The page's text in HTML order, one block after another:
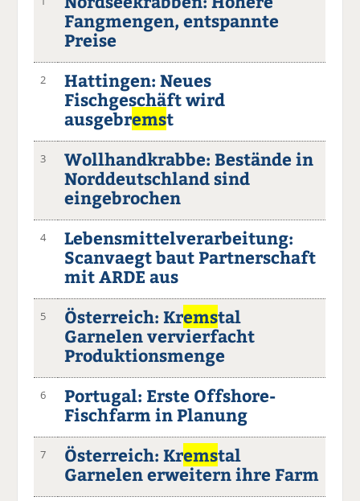
Fangmengen, entspannte
Preise
2
Hattingen: Neues
Fischgeschäft wird
ausgebremst
3
Wollhandkrabbe: Bestände in
Norddeutschland sind
eingebrochen
4
Lebensmittelverarbeitung:
Scanvaegt baut Partnerschaft
mit ARDE aus
5 Österreich: Kremstal
Garnelen vervierfacht
Produktionsmenge
6
Portugal: Erste Offshore-
Fischfarm in Planung
7 Österreich: Kremstal
Garnelen erweitern ihre Farm